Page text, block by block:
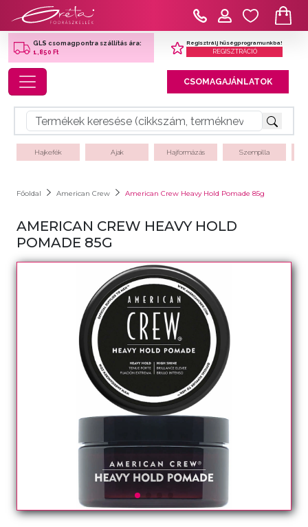
GLS csomagpontra szállítás ára:
1,850 Ft
Regisztrálj hűségprogramunkba!
REGISZTRÁCIÓ
Toggle navigation CSOMAGAJÁNLATOK
Hajkefék Ajak Hajformázás Szempilla
Főoldal American Crew American Crew Heavy Hold Pomade 85g
AMERICAN CREW HEAVY HOLD
POMADE 85G